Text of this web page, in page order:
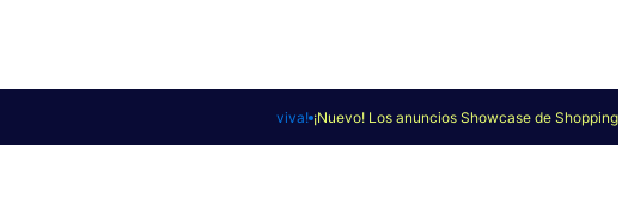
viva! ¡Nuevo! Los anuncios Showcase de Shopping